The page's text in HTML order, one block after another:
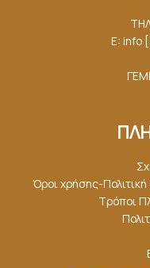
E: info
Όροι χρήσης-
Τρόποι